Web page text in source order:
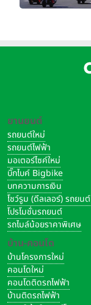
ยานยนต์
รถยนต์ใหม่
รถยนต์ไฟฟ้า
มอเตอร์ไซค์ใหม่
บิ๊กไบค์ Bigbike
บทความการเงิน
โชว์รูม (ดีลเลอร์) รถยนต์
โปรโมชั่นรถยนต์
รถไมล์น้อยราคาพิเศษ
บ้าน-คอนโด
บ้านโครงการใหม่
คอนโดใหม่
คอนโดติดรถไฟฟ้า
บ้านติดรถไฟฟ้า